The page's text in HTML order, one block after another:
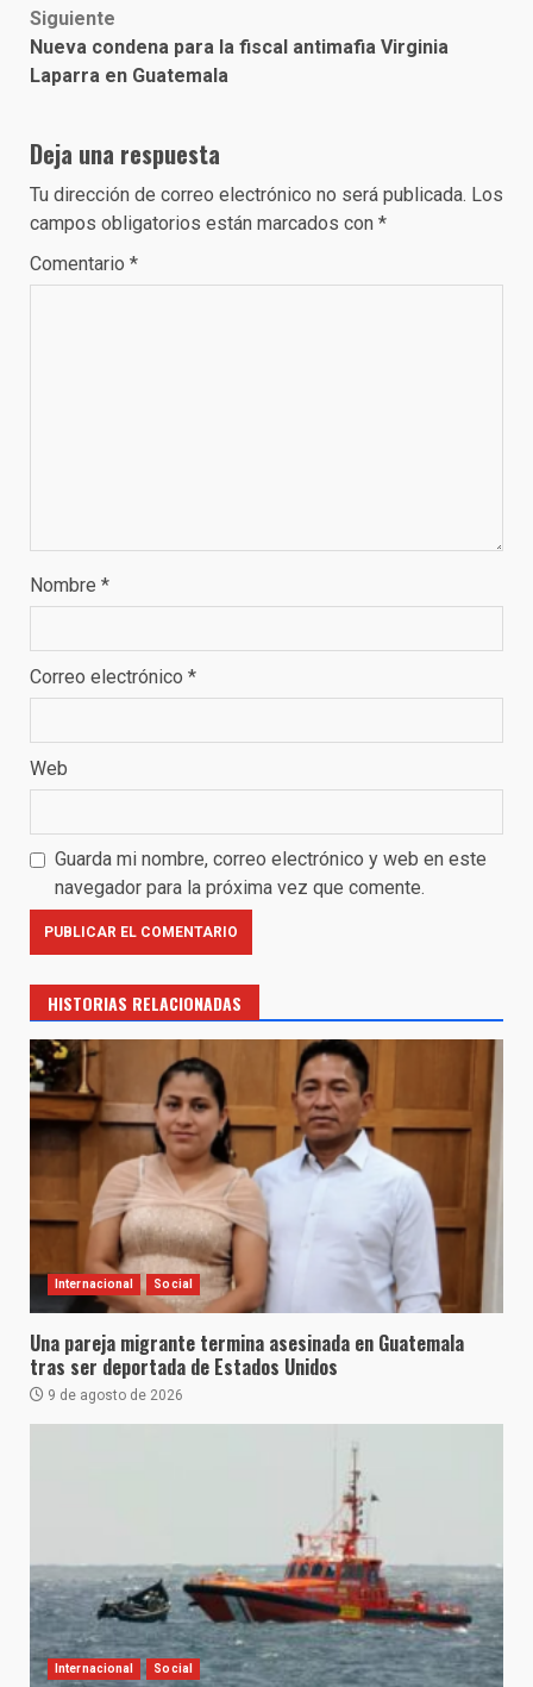
Siguiente
Nueva condena para la fiscal antimafia Virginia
Laparra en Guatemala
Deja una respuesta
Tu dirección de correo electrónico no será publicada. Los
campos obligatorios están marcados con *
Comentario *
Nombre *
Correo electrónico *
Web
Guarda mi nombre, correo electrónico y web en este
navegador para la próxima vez que comente.
HISTORIAS RELACIONADAS
Internacional Social
Una pareja migrante termina asesinada en Guatemala
tras ser deportada de Estados Unidos
9 de agosto de 2026
Internacional Social